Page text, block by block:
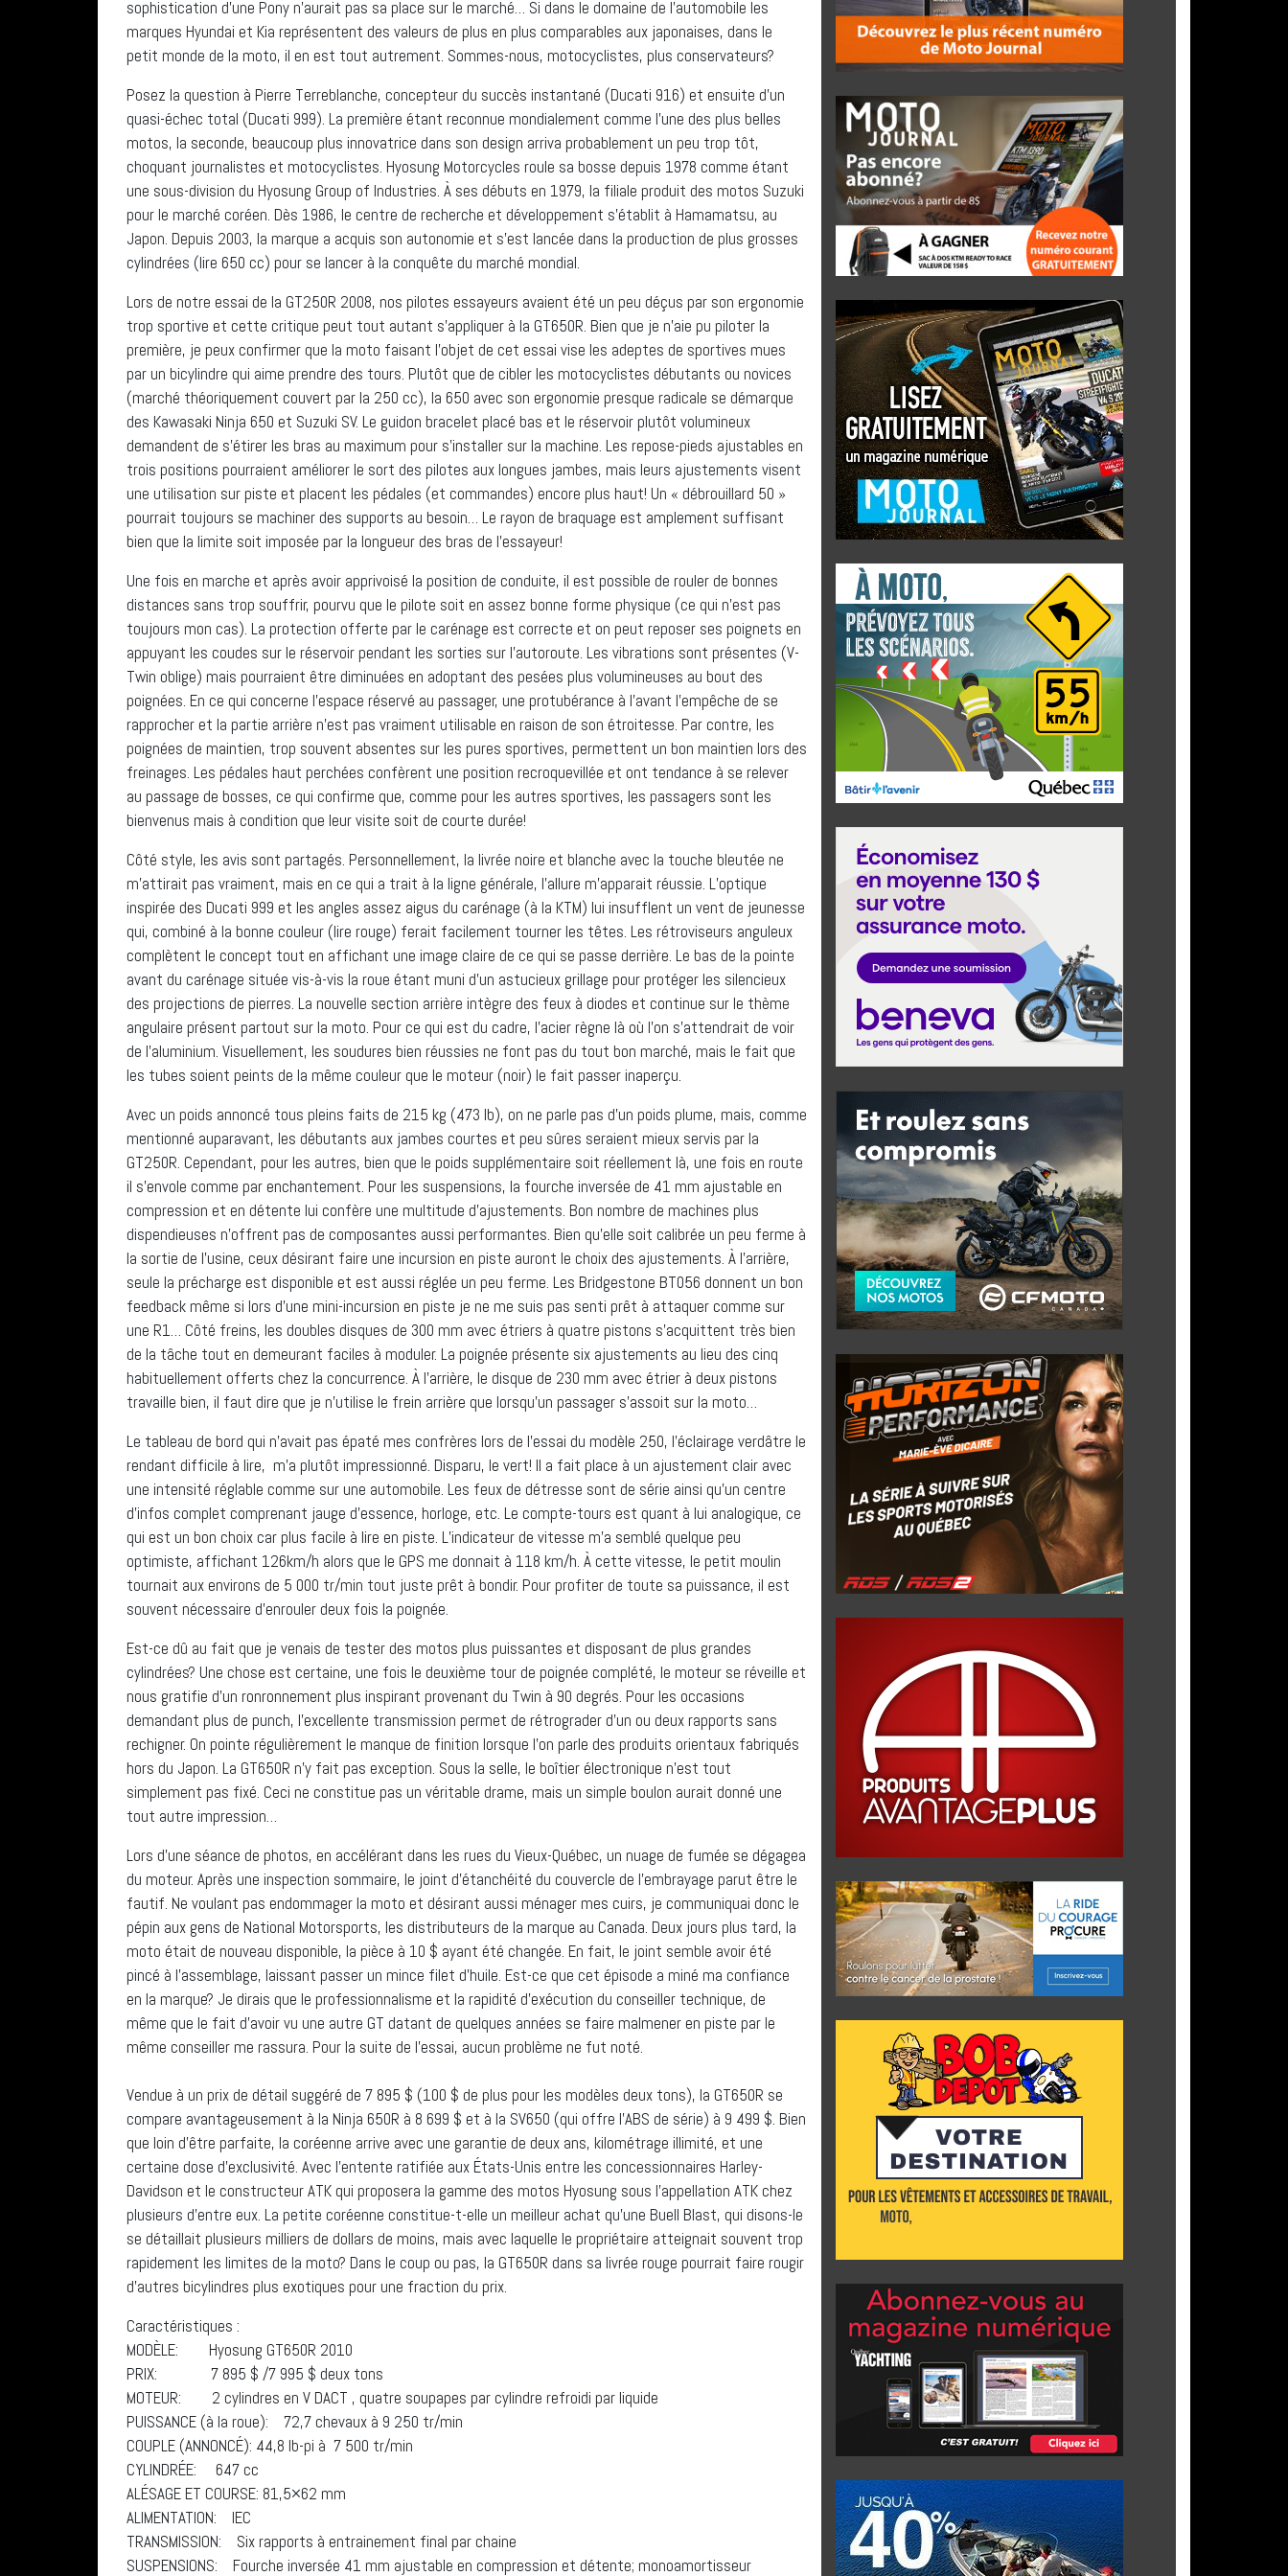
sophistication d’une Pony n’aurait pas sa place sur le marché… Si dans le domaine de l’automobile les
marques Hyundai et Kia représentent des valeurs de plus en plus comparables aux japonaises, dans le
petit monde de la moto, il en est tout autrement. Sommes-nous, motocyclistes, plus conservateurs?
Posez la question à Pierre Terreblanche, concepteur du succès instantané (Ducati 916) et ensuite d’un
quasi-échec total (Ducati 999). La première étant reconnue mondialement comme l’une des plus belles
motos, la seconde, beaucoup plus innovatrice dans son design arriva probablement un peu trop tôt,
choquant journalistes et motocyclistes. Hyosung Motorcycles roule sa bosse depuis 1978 comme étant
une sous-division du Hyosung Group of Industries. À ses débuts en 1979, la filiale produit des motos Suzuki
pour le marché coréen. Dès 1986, le centre de recherche et développement s’établit à Hamamatsu, au
Japon. Depuis 2003, la marque a acquis son autonomie et s’est lancée dans la production de plus grosses
cylindrées (lire 650 cc) pour se lancer à la conquête du marché mondial.
Lors de notre essai de la GT250R 2008, nos pilotes essayeurs avaient été un peu déçus par son ergonomie
trop sportive et cette critique peut tout autant s’appliquer à la GT650R. Bien que je n’aie pu piloter la
première, je peux confirmer que la moto faisant l’objet de cet essai vise les adeptes de sportives mues
par un bicylindre qui aime prendre des tours. Plutôt que de cibler les motocyclistes débutants ou novices
(marché théoriquement couvert par la 250 cc), la 650 avec son ergonomie presque radicale se démarque
des Kawasaki Ninja 650 et Suzuki SV. Le guidon bracelet placé bas et le réservoir plutôt volumineux
demandent de s’étirer les bras au maximum pour s’installer sur la machine. Les repose-pieds ajustables en
trois positions pourraient améliorer le sort des pilotes aux longues jambes, mais leurs ajustements visent
une utilisation sur piste et placent les pédales (et commandes) encore plus haut! Un « débrouillard 50 »
pourrait toujours se machiner des supports au besoin… Le rayon de braquage est amplement suffisant
bien que la limite soit imposée par la longueur des bras de l’essayeur!
Une fois en marche et après avoir apprivoisé la position de conduite, il est possible de rouler de bonnes
distances sans trop souffrir, pourvu que le pilote soit en assez bonne forme physique (ce qui n’est pas
toujours mon cas). La protection offerte par le carénage est correcte et on peut reposer ses poignets en
appuyant les coudes sur le réservoir pendant les sorties sur l’autoroute. Les vibrations sont présentes (V-
Twin oblige) mais pourraient être diminuées en adoptant des pesées plus volumineuses au bout des
poignées. En ce qui concerne l’espace réservé au passager, une protubérance à l’avant l’empêche de se
rapprocher et la partie arrière n’est pas vraiment utilisable en raison de son étroitesse. Par contre, les
poignées de maintien, trop souvent absentes sur les pures sportives, permettent un bon maintien lors des
freinages. Les pédales haut perchées confèrent une position recroquevillée et ont tendance à se relever
au passage de bosses, ce qui confirme que, comme pour les autres sportives, les passagers sont les
bienvenus mais à condition que leur visite soit de courte durée!
Côté style, les avis sont partagés. Personnellement, la livrée noire et blanche avec la touche bleutée ne
m’attirait pas vraiment, mais en ce qui a trait à la ligne générale, l’allure m’apparait réussie. L’optique
inspirée des Ducati 999 et les angles assez aigus du carénage (à la KTM) lui insufflent un vent de jeunesse
qui, combiné à la bonne couleur (lire rouge) ferait facilement tourner les têtes. Les rétroviseurs anguleux
complètent le concept tout en affichant une image claire de ce qui se passe derrière. Le bas de la pointe
avant du carénage située vis-à-vis la roue étant muni d’un astucieux grillage pour protéger les silencieux
des projections de pierres. La nouvelle section arrière intègre des feux à diodes et continue sur le thème
angulaire présent partout sur la moto. Pour ce qui est du cadre, l’acier règne là où l’on s’attendrait de voir
de l’aluminium. Visuellement, les soudures bien réussies ne font pas du tout bon marché, mais le fait que
les tubes soient peints de la même couleur que le moteur (noir) le fait passer inaperçu.
Avec un poids annoncé tous pleins faits de 215 kg (473 lb), on ne parle pas d’un poids plume, mais, comme
mentionné auparavant, les débutants aux jambes courtes et peu sûres seraient mieux servis par la
GT250R. Cependant, pour les autres, bien que le poids supplémentaire soit réellement là, une fois en route
il s’envole comme par enchantement. Pour les suspensions, la fourche inversée de 41 mm ajustable en
compression et en détente lui confère une multitude d’ajustements. Bon nombre de machines plus
dispendieuses n’offrent pas de composantes aussi performantes. Bien qu’elle soit calibrée un peu ferme à
la sortie de l’usine, ceux désirant faire une incursion en piste auront le choix des ajustements. À l’arrière,
seule la précharge est disponible et est aussi réglée un peu ferme. Les Bridgestone BT056 donnent un bon
feedback même si lors d’une mini-incursion en piste je ne me suis pas senti prêt à attaquer comme sur
une R1… Côté freins, les doubles disques de 300 mm avec étriers à quatre pistons s’acquittent très bien
de la tâche tout en demeurant faciles à moduler. La poignée présente six ajustements au lieu des cinq
habituellement offerts chez la concurrence. À l’arrière, le disque de 230 mm avec étrier à deux pistons
travaille bien, il faut dire que je n’utilise le frein arrière que lorsqu’un passager s’assoit sur la moto…
Le tableau de bord qui n’avait pas épaté mes confrères lors de l’essai du modèle 250, l’éclairage verdâtre le
rendant difficile à lire, m’a plutôt impressionné. Disparu, le vert! Il a fait place à un ajustement clair avec
une intensité réglable comme sur une automobile. Les feux de détresse sont de série ainsi qu’un centre
d’infos complet comprenant jauge d’essence, horloge, etc. Le compte-tours est quant à lui analogique, ce
qui est un bon choix car plus facile à lire en piste. L’indicateur de vitesse m’a semblé quelque peu
optimiste, affichant 126km/h alors que le GPS me donnait à 118 km/h. À cette vitesse, le petit moulin
tournait aux environs de 5 000 tr/min tout juste prêt à bondir. Pour profiter de toute sa puissance, il est
souvent nécessaire d’enrouler deux fois la poignée.
Est-ce dû au fait que je venais de tester des motos plus puissantes et disposant de plus grandes
cylindrées? Une chose est certaine, une fois le deuxième tour de poignée complété, le moteur se réveille et
nous gratifie d’un ronronnement plus inspirant provenant du Twin à 90 degrés. Pour les occasions
demandant plus de punch, l’excellente transmission permet de rétrograder d’un ou deux rapports sans
rechigner. On pointe régulièrement le manque de finition lorsque l’on parle des produits orientaux fabriqués
hors du Japon. La GT650R n’y fait pas exception. Sous la selle, le boîtier électronique n’est tout
simplement pas fixé. Ceci ne constitue pas un véritable drame, mais un simple boulon aurait donné une
tout autre impression…
Lors d’une séance de photos, en accélérant dans les rues du Vieux-Québec, un nuage de fumée se dégagea
du moteur. Après une inspection sommaire, le joint d’étanchéité du couvercle de l’embrayage parut être le
fautif. Ne voulant pas endommager la moto et désirant aussi ménager mes cuirs, je communiquai donc le
pépin aux gens de National Motorsports, les distributeurs de la marque au Canada. Deux jours plus tard, la
moto était de nouveau disponible, la pièce à 10 $ ayant été changée. En fait, le joint semble avoir été
pincé à l’assemblage, laissant passer un mince filet d’huile. Est-ce que cet épisode a miné ma confiance
en la marque? Je dirais que le professionnalisme et la rapidité d’exécution du conseiller technique, de
même que le fait d’avoir vu une autre GT datant de quelques années se faire malmener en piste par le
même conseiller me rassura. Pour la suite de l’essai, aucun problème ne fut noté.
Vendue à un prix de détail suggéré de 7 895 $ (100 $ de plus pour les modèles deux tons), la GT650R se
compare avantageusement à la Ninja 650R à 8 699 $ et à la SV650 (qui offre l’ABS de série) à 9 499 $. Bien
que loin d’être parfaite, la coréenne arrive avec une garantie de deux ans, kilométrage illimité, et une
certaine dose d’exclusivité. Avec l’entente ratifiée aux États-Unis entre les concessionnaires Harley-
Davidson et le constructeur ATK qui proposera la gamme des motos Hyosung sous l’appellation ATK chez
plusieurs d’entre eux. La petite coréenne constitue-t-elle un meilleur achat qu’une Buell Blast, qui disons-le
se détaillait plusieurs milliers de dollars de moins, mais avec laquelle le propriétaire atteignait souvent trop
rapidement les limites de la moto? Dans le coup ou pas, la GT650R dans sa livrée rouge pourrait faire rougir
d’autres bicylindres plus exotiques pour une fraction du prix.
Caractéristiques :
MODÈLE: Hyosung GT650R 2010
PRIX: 7 895 $ /7 995 $ deux tons
MOTEUR: 2 cylindres en V DACT , quatre soupapes par cylindre refroidi par liquide
PUISSANCE (à la roue): 72,7 chevaux à 9 250 tr/min
COUPLE (ANNONCÉ): 44,8 lb-pi à 7 500 tr/min
CYLINDRÉE: 647 cc
ALÉSAGE ET COURSE: 81,5×62 mm
ALIMENTATION: IEC
TRANSMISSION: Six rapports à entrainement final par chaine
SUSPENSIONS: Fourche inversée 41 mm ajustable en compression et détente; monoamortisseur